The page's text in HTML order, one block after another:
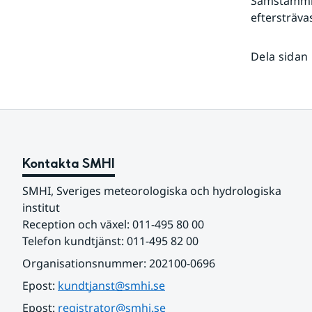
Dela sidan
Kontakta SMHI
SMHI, Sveriges meteorologiska och hydrologiska
institut
Reception och växel: 011-495 80 00
Telefon kundtjänst: 011-495 82 00
Organisationsnummer: 202100-0696
Epost: kundtjanst@smhi.se
Epost: registrator@smhi.se